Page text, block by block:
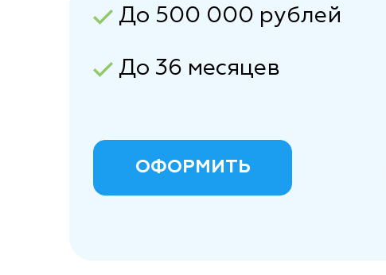
До 500 000 рублей
До 36 месяцев
ОФОРМИТЬ